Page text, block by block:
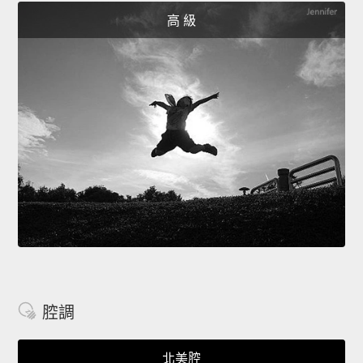
高 級
腔調
北美腔